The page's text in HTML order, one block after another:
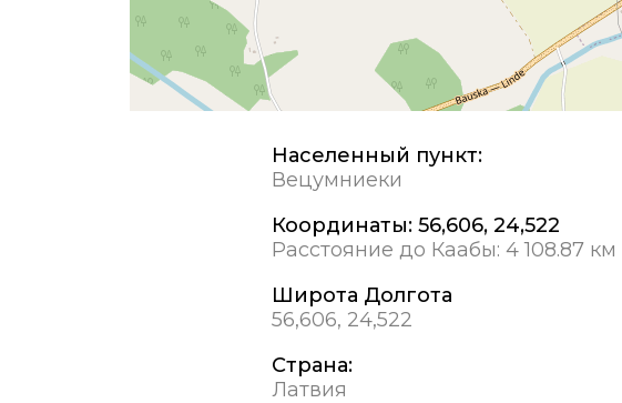
Населенный пункт:
Вецумниеки
Координаты:56,606, 24,522
Расстояние до Каабы:4 108.87 км
Широта Долгота
56,606, 24,522
Страна:
Латвия